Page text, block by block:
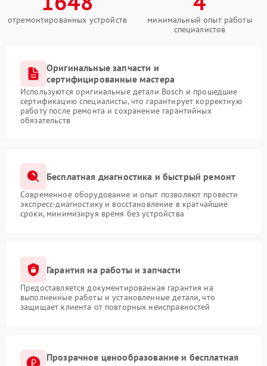
отремонтированных устройств
минимальный опыт работы
специалистов
Оригинальные запчасти и
сертифицированные мастера
Используются оригинальные детали Bosch и прошедшие
сертификацию специалисты, что гарантирует корректную
работу после ремонта и сохранение гарантийных
обязательств
Бесплатная диагностика и быстрый ремонт
Современное оборудование и опыт позволяют провести
экспресс-диагностику и восстановление в кратчайшие
сроки, минимизируя время без устройства
Гарантия на работы и запчасти
Предоставляется документированная гарантия на
выполненные работы и установленные детали, что
защищает клиента от повторных неисправностей
Прозрачное ценообразование и бесплатная